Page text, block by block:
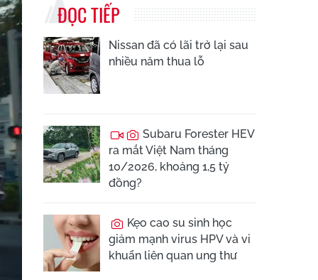
ĐỌC TIẾP
Nissan đã có lãi trở lại sau
nhiều năm thua lỗ
Subaru Forester HEV
ra mắt Việt Nam tháng
10/2026, khoảng 1,5 tỷ
đồng?
Kẹo cao su sinh học
giảm mạnh virus HPV và vi
khuẩn liên quan ung thư